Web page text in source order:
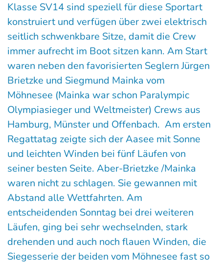
Klasse SV14 sind speziell für diese Sportart
konstruiert und verfügen über zwei elektrisch
seitlich schwenkbare Sitze, damit die Crew
immer aufrecht im Boot sitzen kann. Am Start
waren neben den favorisierten Seglern Jürgen
Brietzke und Siegmund Mainka vom
Möhnesee (Mainka war schon Paralympic
Olympiasieger und Weltmeister) Crews aus
Hamburg, Münster und Offenbach. Am ersten
Regattatag zeigte sich der Aasee mit Sonne
und leichten Winden bei fünf Läufen von
seiner besten Seite. Aber-Brietzke /Mainka
waren nicht zu schlagen. Sie gewannen mit
Abstand alle Wettfahrten. Am
entscheidenden Sonntag bei drei weiteren
Läufen, ging bei sehr wechselnden, stark
drehenden und auch noch flauen Winden, die
Siegesserie der beiden vom Möhnesee fast so